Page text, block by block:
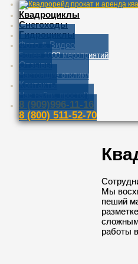
Квадроциклы
Снегоходы
Гидроциклы
Фото & Видео
Более 1000 мероприятий
Отзывы
Настоящие отклики
Контакты
Нас найти, просто!)
8 (909)996-11-16
8 (800) 511-52-70
Мы
пеший
работы